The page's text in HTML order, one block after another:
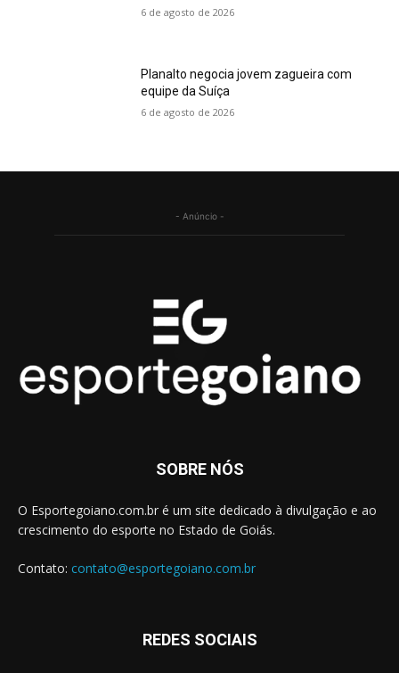
6 de agosto de 2026
Planalto negocia jovem zagueira com
equipe da Suíça
6 de agosto de 2026
- Anúncio -
SOBRE NÓS
O Esportegoiano.com.br é um site dedicado à divulgação e ao
crescimento do esporte no Estado de Goiás.
Contato: contato@esportegoiano.com.br
REDES SOCIAIS